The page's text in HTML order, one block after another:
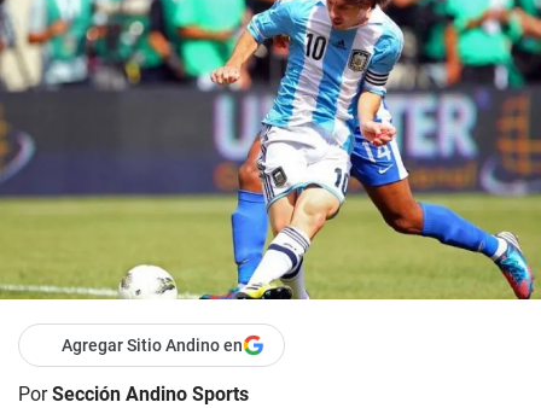
Agregar Sitio Andino en
PorSección Andino Sports